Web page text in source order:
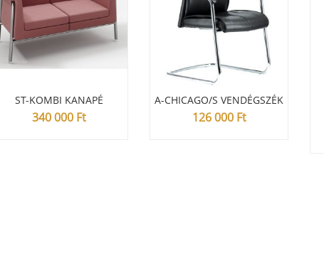
ST-KOMBI KANAPÉ
340 000 Ft
A-CHICAGO/S VENDÉGSZÉK
126 000 Ft